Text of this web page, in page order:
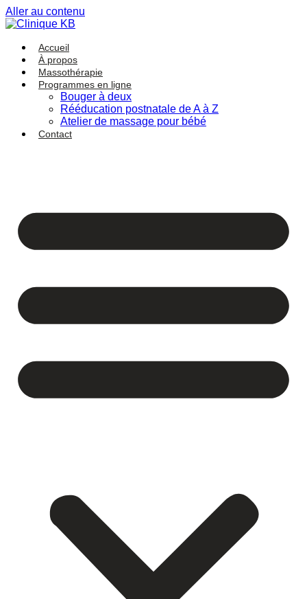
Aller au contenu
Accueil
À propos
Massothérapie
Programmes en ligne
Bouger à deux
Rééducation postnatale de A à Z
Atelier de massage pour bébé
Contact